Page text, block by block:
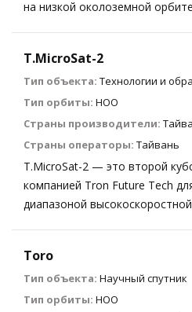
на низкой околоземной
T.MicroSat-2
Тип объекта: Технологии и
Тип орбиты: НОО
Страны производители:
Страны операторы: Тайвань
T.MicroSat-2 — это второй
компанией Tron Future Tech
диапазоной
Toro
Тип объекта: Научный спутник
Тип орбиты: НОО